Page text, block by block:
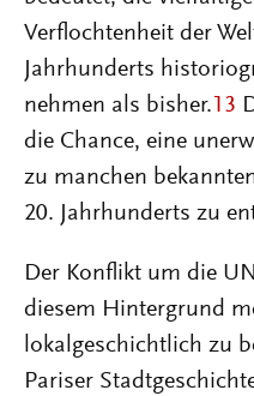
Verflochtenheit der
Jahrhunderts
nehmen als bisher. 13
die Chance, eine
zu manchen
20. Jahrhunderts zu
Der Konflikt um die
diesem Hintergrund
lokalgeschichtlich zu
Pariser